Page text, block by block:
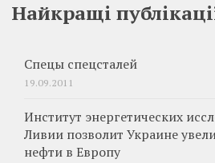
Найкращі
Спецы спецсталей
19.09.2011
Институт энергетических
Ливии позволит Украине
нефти в Европу